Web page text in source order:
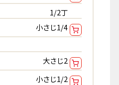
1/2丁
小さじ1/4
大さじ2
小さじ1/2